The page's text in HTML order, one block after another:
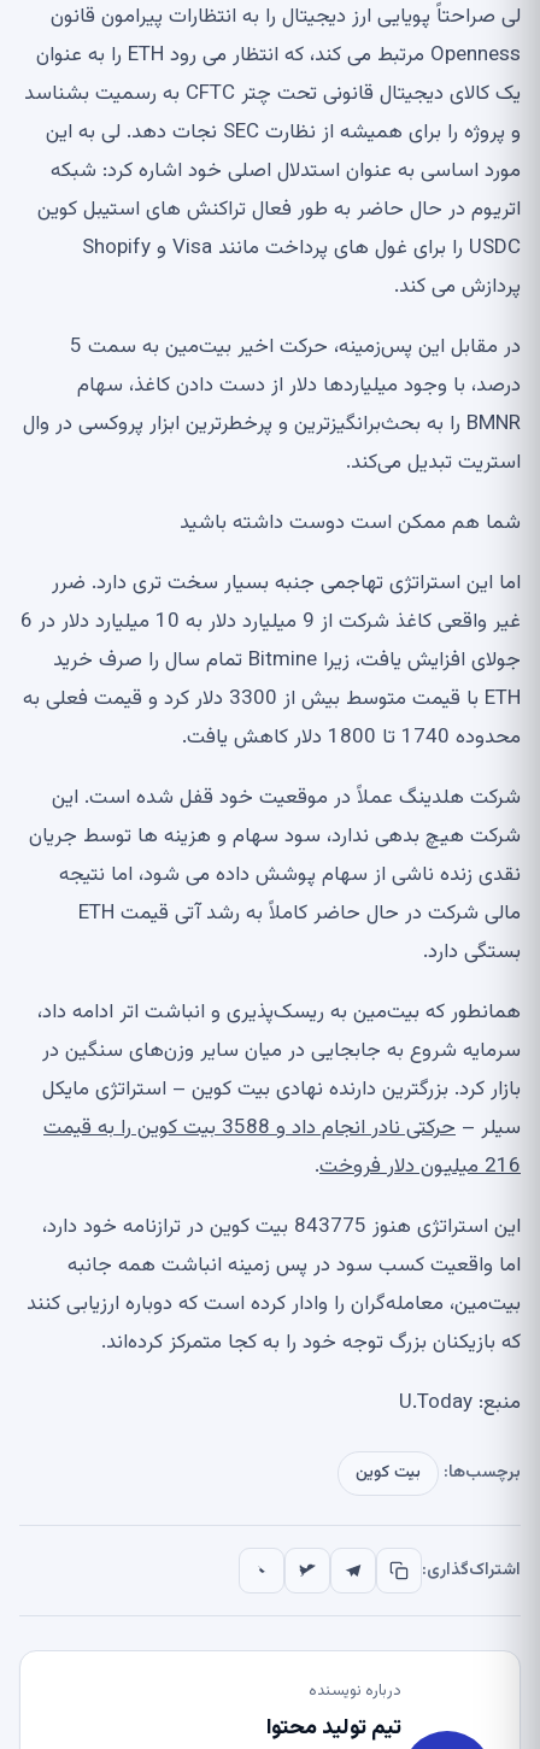
لی صراحتاً پویایی ارز دیجیتال را به انتظارات پیرامون قانون
Openness مرتبط می کند، که انتظار می رود ETH را به عنوان
یک کالای دیجیتال قانونی تحت چتر CFTC به رسمیت بشناسد
و پروژه را برای همیشه از نظارت SEC نجات دهد. لی به این
مورد اساسی به عنوان استدلال اصلی خود اشاره کرد: شبکه
اتریوم در حال حاضر به طور فعال تراکنش های استیبل کوین
USDC را برای غول های پرداخت مانند Visa و Shopify
پردازش می کند.
در مقابل این پس‌زمینه، حرکت اخیر بیت‌مین به سمت 5
درصد، با وجود میلیاردها دلار از دست دادن کاغذ، سهام
BMNR را به بحث‌برانگیزترین و پرخطرترین ابزار پروکسی در وال
استریت تبدیل می‌کند.
شما هم ممکن است دوست داشته باشید
اما این استراتژی تهاجمی جنبه بسیار سخت تری دارد. ضرر
غیر واقعی کاغذ شرکت از 9 میلیارد دلار به 10 میلیارد دلار در 6
جولای افزایش یافت، زیرا Bitmine تمام سال را صرف خرید
ETH با قیمت متوسط ​​بیش از 3300 دلار کرد و قیمت فعلی به
محدوده 1740 تا 1800 دلار کاهش یافت.
شرکت هلدینگ عملاً در موقعیت خود قفل شده است. این
شرکت هیچ بدهی ندارد، سود سهام و هزینه ها توسط جریان
نقدی زنده ناشی از سهام پوشش داده می شود، اما نتیجه
مالی شرکت در حال حاضر کاملاً به رشد آتی قیمت ETH
بستگی دارد.
همانطور که بیت‌مین به ریسک‌پذیری و انباشت اتر ادامه داد،
سرمایه شروع به جابجایی در میان سایر وزن‌های سنگین در
بازار کرد. بزرگترین دارنده نهادی بیت کوین – استراتژی مایکل
سیلر –
حرکتی نادر انجام داد و 3588 بیت کوین را به قیمت
216 میلیون دلار فروخت
.
این استراتژی هنوز 843775 بیت کوین در ترازنامه خود دارد،
اما واقعیت کسب سود در پس زمینه انباشت همه جانبه
بیت‌مین، معامله‌گران را وادار کرده است که دوباره ارزیابی کنند
که بازیکنان بزرگ توجه خود را به کجا متمرکز کرده‌اند.
منبع: U.Today
برچسب‌ها: بیت کوین
اشتراک‌گذاری:
درباره نویسنده
تیم تولید محتوا